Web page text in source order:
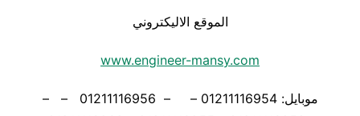
الموقع الاليكتروني
www.engineer-mansy.com
موبايل: 01211116954 – – 01211116956 – –